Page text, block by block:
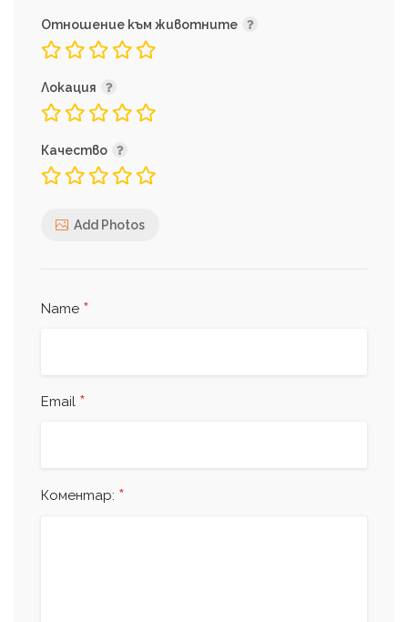
Отношение към животните
Локация
Качество
Add Photos
Name *
Email *
Коментар: *